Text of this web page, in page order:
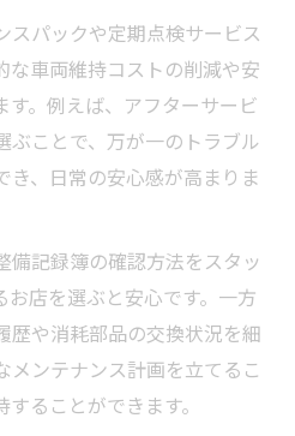
受けるための最新情報
る狭山市の最新情報まとめ
得する車検プラン選び方
用のポイントを紹介
らすお得な車検術
古車と車検の選び方
るアフターケアの選び方
目したい車検サポート
スパックや定期点検サービス
な車両維持コストの削減や安
す。例えば、アフターサービ
ぶことで、万が一のトラブル
き、日常の安心感が高まりま
記録簿の確認方法をスタッ
お店を選ぶと安心です。一方
歴や消耗部品の交換状況を細
メンテナンス計画を立てるこ
ることができます。